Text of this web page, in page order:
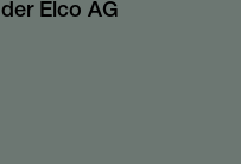
Elco AG